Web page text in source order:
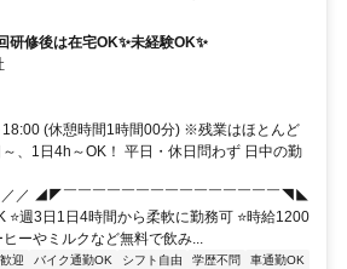
研修後は在宅OK✨未経験OK✨
(休憩時間1時間00分) ※残業はほとんど
、1日4h～OK！ 平日・休日問わず 日中の勤
／／ ◢◤￣￣￣￣￣￣￣￣￣￣￣￣￣￣￣◥◣
⭐週3日1日4時間から柔軟に勤務可 ⭐時給1200
ヒーやミルクなど無料で飲み...
迎 バイク通勤OK シフト自由 学歴不問
車通勤OK